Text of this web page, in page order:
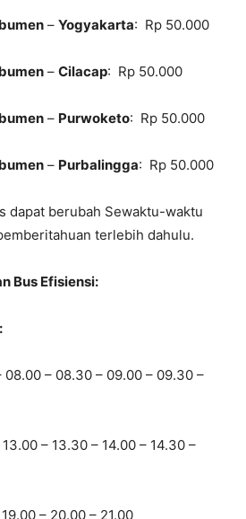
– Yogyakarta: Rp 50.000
– Cilacap: Rp 50.000
– Purwoketo: Rp 50.000
– Purbalingga: Rp 50.000
dapat berubah Sewaktu-waktu
terlebih dahulu.
Bus Efisiensi:
08.00 – 08.30 – 09.00 – 09.30 –
– 13.30 – 14.00 – 14.30 –
– 20.00 – 21.00